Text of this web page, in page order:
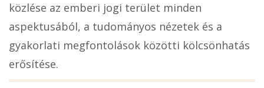
közlése az emberi jogi terület minden
aspektusából, a tudományos nézetek és a
gyakorlati megfontolások közötti kölcsönhatás
erősítése.